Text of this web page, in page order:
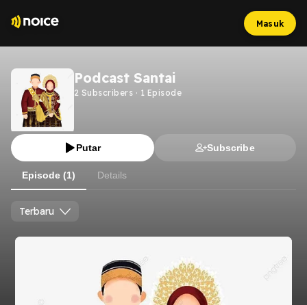
Masuk
Podcast Santai
2 Subscribers · 1 Episode
Putar Subscribe
Episode (1) Details
Terbaru